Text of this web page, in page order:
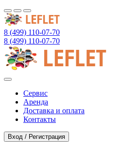
8 (499) 110-07-70
8 (499) 110-07-70
Сервис
Аренда
Доставка и оплата
Контакты
Вход / Регистрация